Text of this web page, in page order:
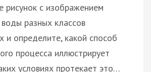
рисунок с изображением
разных классов
и определите, какой способ
процесса иллюстрирует
условиях протекает это…